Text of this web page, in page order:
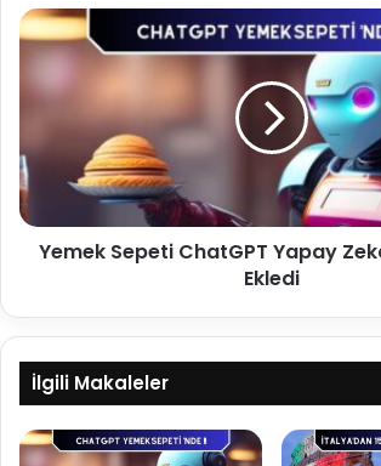
Z
e
ç
i
n
1
o
n
E
Y
e
S
e
p
e
G
P
T
Yemek Sepeti ChatGPT Yapay
Ekledi
İlgili Makaleler